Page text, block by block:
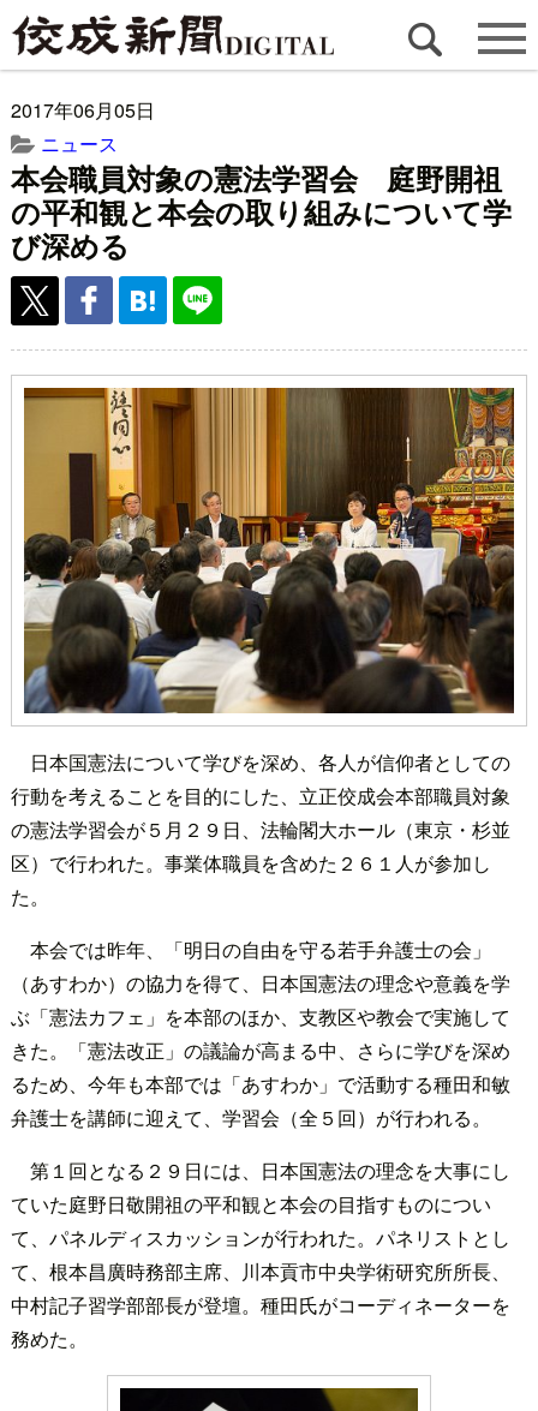
2017年06月05日
ニュース
本会職員対象の憲法学習会 庭野開祖
の平和観と本会の取り組みについて学
び深める
日本国憲法について学びを深め、各人が信仰者としての
行動を考えることを目的にした、立正佼成会本部職員対象
の憲法学習会が５月２９日、法輪閣大ホール（東京・杉並
区）で行われた。事業体職員を含めた２６１人が参加し
た。
本会では昨年、「明日の自由を守る若手弁護士の会」
（あすわか）の協力を得て、日本国憲法の理念や意義を学
ぶ「憲法カフェ」を本部のほか、支教区や教会で実施して
きた。「憲法改正」の議論が高まる中、さらに学びを深め
るため、今年も本部では「あすわか」で活動する種田和敏
弁護士を講師に迎えて、学習会（全５回）が行われる。
第１回となる２９日には、日本国憲法の理念を大事にし
ていた庭野日敬開祖の平和観と本会の目指すものについ
て、パネルディスカッションが行われた。パネリストとし
て、根本昌廣時務部主席、川本貢市中央学術研究所所長、
中村記子習学部部長が登壇。種田氏がコーディネーターを
務めた。